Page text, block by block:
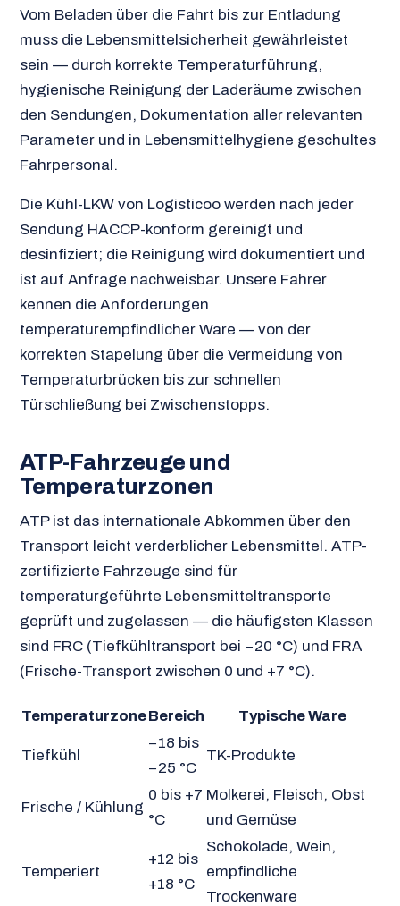
Vom Beladen über die Fahrt bis zur Entladung
muss die Lebensmittelsicherheit gewährleistet
sein — durch korrekte Temperaturführung,
hygienische Reinigung der Laderäume zwischen
den Sendungen, Dokumentation aller relevanten
Parameter und in Lebensmittelhygiene geschultes
Fahrpersonal.
Die Kühl-LKW von Logisticoo werden nach jeder
Sendung HACCP-konform gereinigt und
desinfiziert; die Reinigung wird dokumentiert und
ist auf Anfrage nachweisbar. Unsere Fahrer
kennen die Anforderungen
temperaturempfindlicher Ware — von der
korrekten Stapelung über die Vermeidung von
Temperaturbrücken bis zur schnellen
Türschließung bei Zwischenstopps.
ATP-Fahrzeuge und
Temperaturzonen
ATP ist das internationale Abkommen über den
Transport leicht verderblicher Lebensmittel. ATP-
zertifizierte Fahrzeuge sind für
temperaturgeführte Lebensmitteltransporte
geprüft und zugelassen — die häufigsten Klassen
sind FRC (Tiefkühltransport bei −20 °C) und FRA
(Frische-Transport zwischen 0 und +7 °C).
TemperaturzoneBereich Typische Ware
Tiefkühl
−18 bis
−25 °C
TK-Produkte
Frische / Kühlung
0 bis +7
°C
Molkerei, Fleisch, Obst
und Gemüse
Temperiert
+12 bis
+18 °C
Schokolade, Wein,
empfindliche
Trockenware